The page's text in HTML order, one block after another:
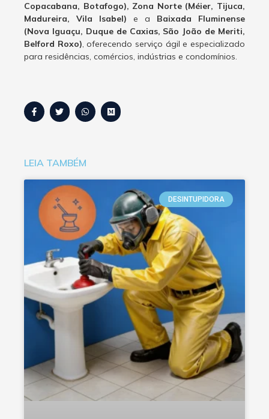
Copacabana, Botafogo), Zona Norte (Méier, Tijuca,
Madureira, Vila Isabel) e a Baixada Fluminense
(Nova Iguaçu, Duque de Caxias, São João de Meriti,
Belford Roxo), oferecendo serviço ágil e especializado
para residências, comércios, indústrias e condomínios.
LEIA TAMBÉM
DESINTUPIDORA